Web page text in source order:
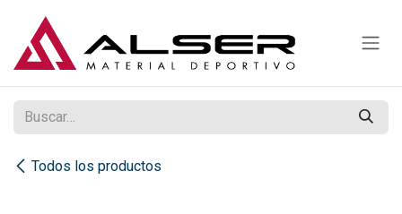
Todos los productos